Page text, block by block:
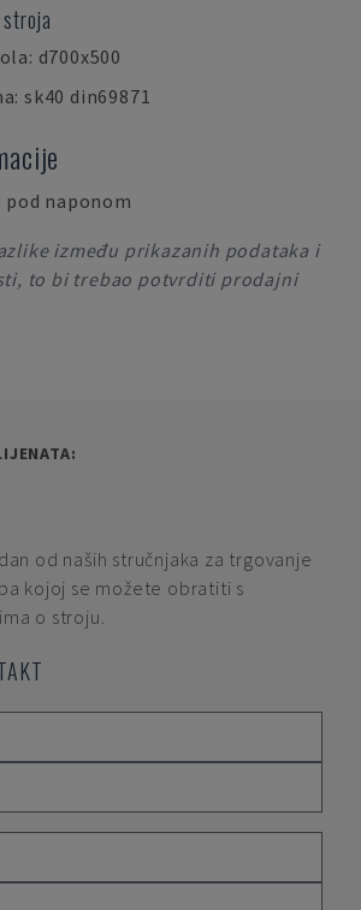
d700x500
sk40 din69871
naponom
između prikazanih podataka i
to bi trebao potvrditi prodajni
od naših stručnjaka za trgovanje
kojoj se možete obratiti s
o stroju.